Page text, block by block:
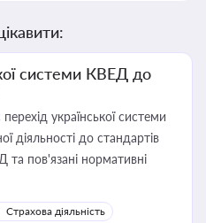
системи КВЕД до
української системи
діяльності до стандартів
та пов'язані нормативні
Страхова діяльність